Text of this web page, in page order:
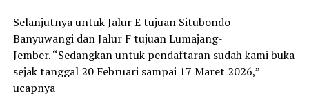
Selanjutnya untuk Jalur E tujuan Situbondo-
Banyuwangi dan Jalur F tujuan Lumajang-
Jember. “Sedangkan untuk pendaftaran sudah kami buka
sejak tanggal 20 Februari sampai 17 Maret 2026,”
ucapnya